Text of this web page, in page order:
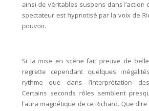
ainsi de véritables suspens dans l’action
spectateur est hypnotisé par la voix de
pouvoir.
Si la mise en scène fait preuve de
regrette cependant quelques
rythme que dans l’interprétation
Certains seconds rôles semblent
l’aura magnétique de ce Richard. Que